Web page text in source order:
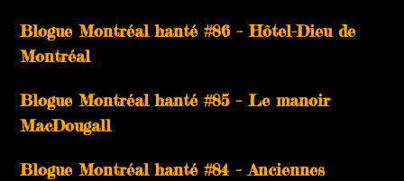
Blogue Montréal hanté #86 – Hôtel-Dieu de
Montréal
Blogue Montréal hanté #85 – Le manoir
MacDougall
Blogue Montréal hanté #84 – Anciennes